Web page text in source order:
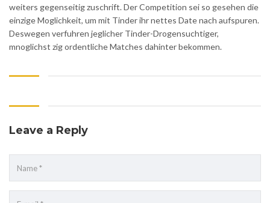
weiters gegenseitig zuschrift. Der Competition sei so gesehen die
einzige Moglichkeit, um mit Tinder ihr nettes Date nach aufspuren.
Deswegen verfuhren jeglicher Tinder-Drogensuchtiger,
mnoglichst zig ordentliche Matches dahinter bekommen.
Leave a Reply